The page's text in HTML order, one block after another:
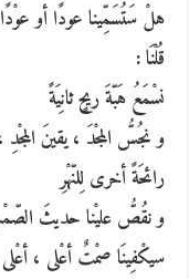
هلْ سَتُسَمِّينا عودًا أو
قُلْنَا :
نسْمَعُ هَبّةَ ريحٍ ثانِيَةً
و نجُسُّ المجْدَ ، يقينَ المجْدِ
رائحَةً أخرى لِلنّهْرِ
و نقُصُّ عليْنا حديثَ
سيكْفِينَا صمْتٌ أعْلى ،